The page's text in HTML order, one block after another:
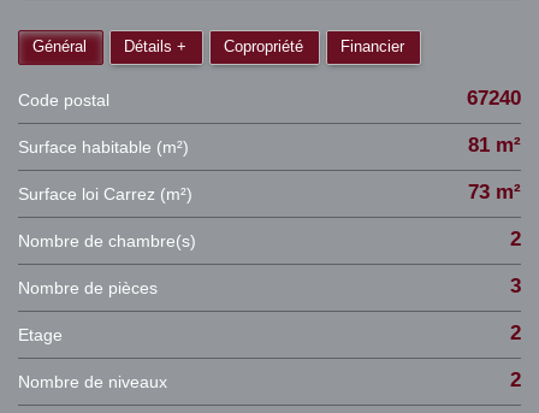
Général Détails + Copropriété Financier
Code postal 67240
Surface habitable (m²) 81 m²
Surface loi Carrez (m²) 73 m²
Nombre de chambre(s) 2
Nombre de pièces 3
Etage 2
Nombre de niveaux 2